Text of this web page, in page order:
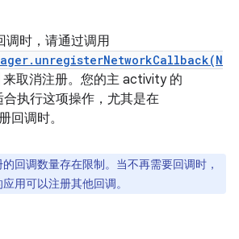
调时，请通过调用
来取消注册。您的主 activity 的
合执行这项操作，尤其是在
回调时。
回调数量存在限制。当不再需要回调时，
用可以注册其他回调。